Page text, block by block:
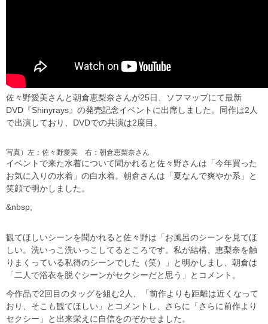
佐々野愛美さんと朝倉恵梨奈さんが25日、ソフマップにて最新
DVD『Shinyrays』の発売記念イベントに出席しました。同作は2人
で出演しており、DVDでの共演は2度目。
写真）左：佐々野愛美 右：朝倉恵梨奈さん
イベントで来た水着について聞かれると佐々野さんは「今年買った
お気に入りの水着」の白水着。朝倉さんは「夏なんで爽やか系」と
笑顔で明かしました。
&nbsp;
観てほしいシーンを聞かれると佐々野は「お風呂のシーンを見てほ
しい。洗いっこ洗いっこしてるところです。私が結構、恵梨奈を触
りまくっている私得のシーンでした（笑）」と明かしまし、朝倉は
「二人で浴衣を脱ぐシーンがセクシーだと思う」とコメント。
今作品で2回目のタッグを組む2人、「前作よりも距離は近くなって
おり、そこも観てほしい」とコメントし、さらに「さらに前作より
セクシー」と出来栄えに自信をのぞかせました。